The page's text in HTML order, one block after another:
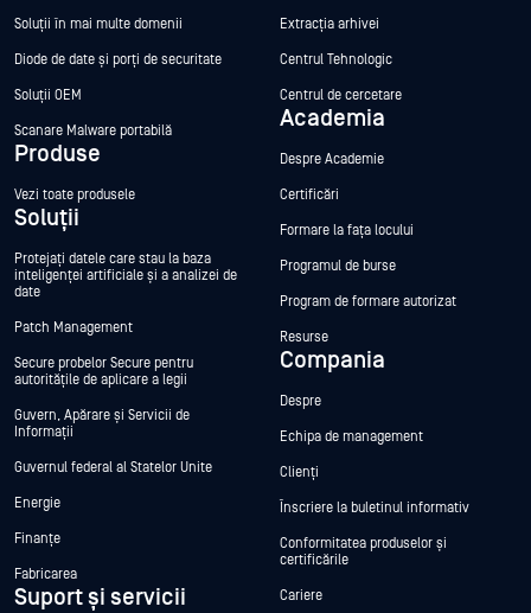
Soluții în mai multe domenii
Diode de date și porți de securitate
Soluții OEM
Scanare Malware portabilă
Produse
Vezi toate produsele
Soluții
Protejați datele care stau la baza
inteligenței artificiale și a analizei de
date
Patch Management
Secure probelor Secure pentru
autoritățile de aplicare a legii
Guvern, Apărare și Servicii de
Informații
Guvernul federal al Statelor Unite
Energie
Finanțe
Fabricarea
Suport și servicii
Extracția arhivei
Centrul Tehnologic
Centrul de cercetare
Academia
Despre Academie
Certificări
Formare la fața locului
Programul de burse
Program de formare autorizat
Resurse
Compania
Despre
Echipa de management
Clienți
Înscriere la buletinul informativ
Conformitatea produselor și
certificările
Cariere